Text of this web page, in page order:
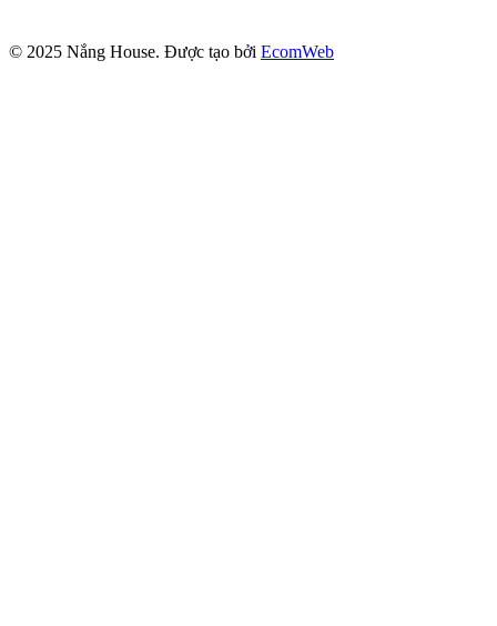
© 2025 Nắng House. Được tạo bởi EcomWeb